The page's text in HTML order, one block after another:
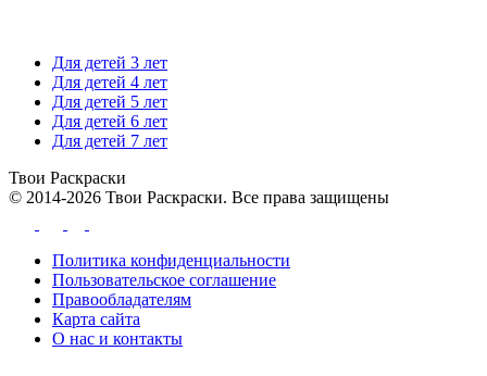
Для детей 3 лет
Для детей 4 лет
Для детей 5 лет
Для детей 6 лет
Для детей 7 лет
Твои Раскраски
© 2014-2026 Твои Раскраски. Все права защищены
Политика конфиденциальности
Пользовательское соглашение
Правообладателям
Карта сайта
О нас и контакты